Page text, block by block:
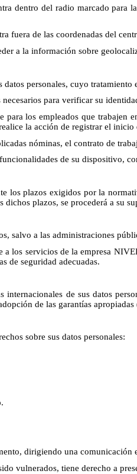
dentro del radio marcado
fuera de las coordenadas del
a la información sobre
personales, cuyo
necesarios para verificar su
para los empleados que trabajen
la acción de registrar el
nóminas, el contrato de
de su dispositivo,
los plazos exigidos por la
dichos plazos, se procederá a su
salvo a las administraciones
los servicios de la empresa
de seguridad adecuadas.
de sus datos
de las garantías
sobre sus datos personales:
dirigiendo una
vulnerados, tiene derecho a